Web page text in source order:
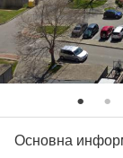
Основна